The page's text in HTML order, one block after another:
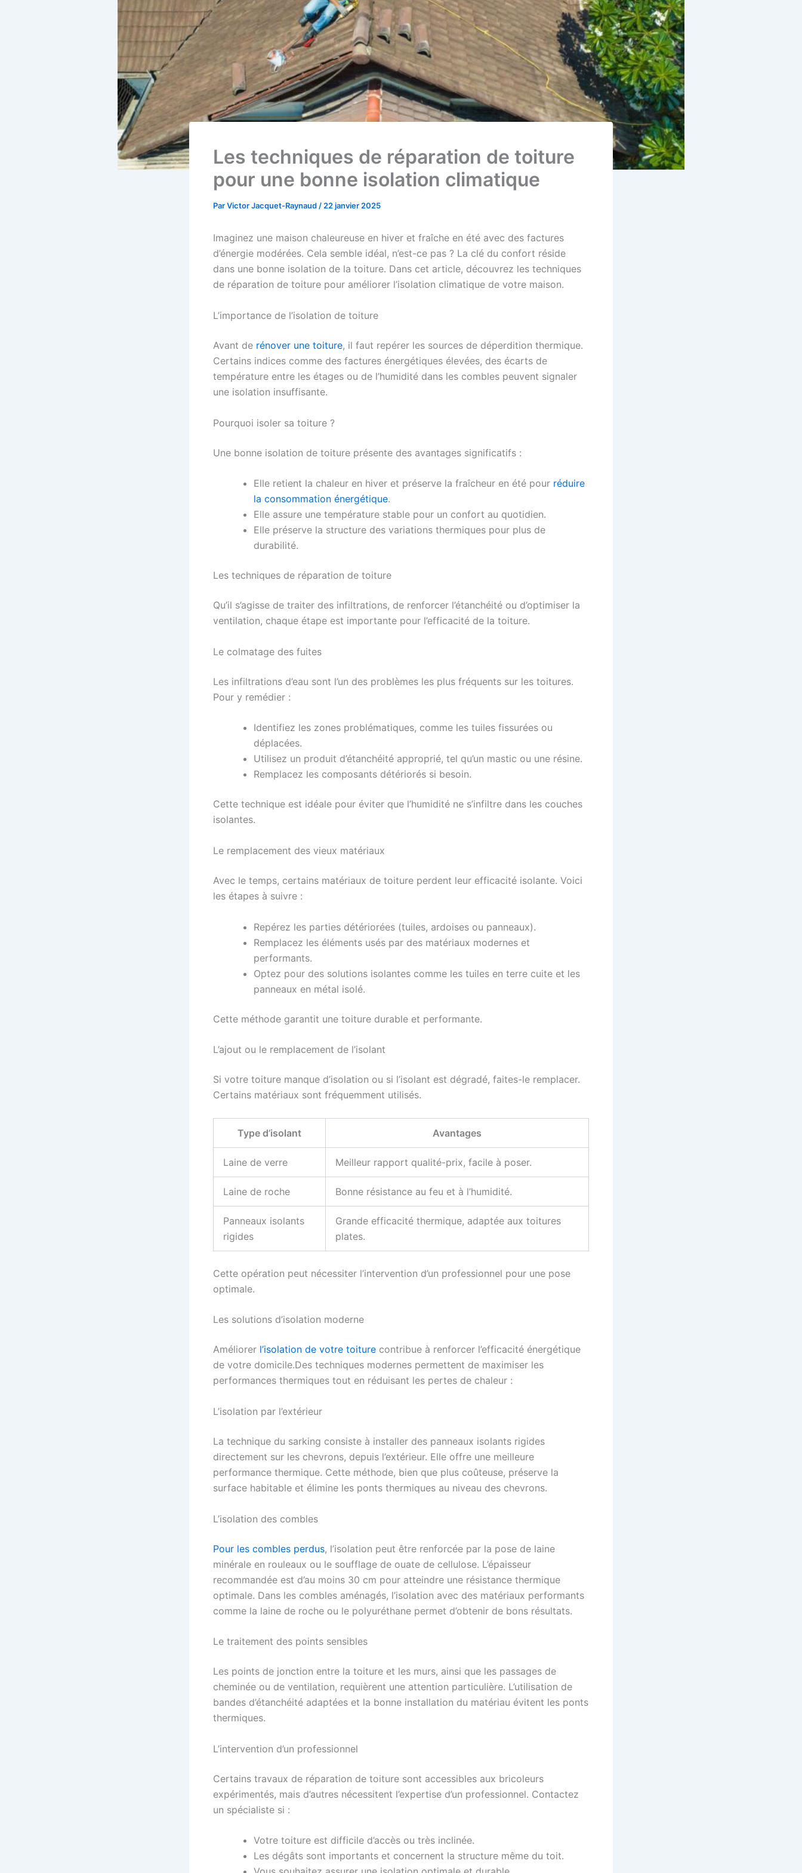
Les techniques de réparation de toiture
pour une bonne isolation climatique
ParVictor Jacquet-Raynaud/22 janvier 2025
Imaginez une maison chaleureuse en hiver et fraîche en été avec des factures
d’énergie modérées. Cela semble idéal, n’est-ce pas ? La clé du confort réside
dans une bonne isolation de la toiture. Dans cet article, découvrez les techniques
de réparation de toiture pour améliorer l’isolation climatique de votre maison.
L’importance de l’isolation de toiture
Avant de rénover une toiture, il faut repérer les sources de déperdition thermique.
Certains indices comme des factures énergétiques élevées, des écarts de
température entre les étages ou de l’humidité dans les combles peuvent signaler
une isolation insuffisante.
Pourquoi isoler sa toiture ?
Une bonne isolation de toiture présente des avantages significatifs :
Elle retient la chaleur en hiver et préserve la fraîcheur en été pour réduire
la consommation énergétique.
Elle assure une température stable pour un confort au quotidien.
Elle préserve la structure des variations thermiques pour plus de
durabilité.
Les techniques de réparation de toiture
Qu’il s’agisse de traiter des infiltrations, de renforcer l’étanchéité ou d’optimiser la
ventilation, chaque étape est importante pour l’efficacité de la toiture.
Le colmatage des fuites
Les infiltrations d’eau sont l’un des problèmes les plus fréquents sur les toitures.
Pour y remédier :
Identifiez les zones problématiques, comme les tuiles fissurées ou
déplacées.
Utilisez un produit d’étanchéité approprié, tel qu’un mastic ou une résine.
Remplacez les composants détériorés si besoin.
Cette technique est idéale pour éviter que l’humidité ne s’infiltre dans les couches
isolantes.
Le remplacement des vieux matériaux
Avec le temps, certains matériaux de toiture perdent leur efficacité isolante. Voici
les étapes à suivre :
Repérez les parties détériorées (tuiles, ardoises ou panneaux).
Remplacez les éléments usés par des matériaux modernes et
performants.
Optez pour des solutions isolantes comme les tuiles en terre cuite et les
panneaux en métal isolé.
Cette méthode garantit une toiture durable et performante.
L’ajout ou le remplacement de l’isolant
Si votre toiture manque d’isolation ou si l’isolant est dégradé, faites-le remplacer.
Certains matériaux sont fréquemment utilisés.
Type d’isolant Avantages
Laine de verre Meilleur rapport qualité-prix, facile à poser.
Laine de roche Bonne résistance au feu et à l’humidité.
Panneaux isolants
rigides
Grande efficacité thermique, adaptée aux toitures
plates.
Cette opération peut nécessiter l’intervention d’un professionnel pour une pose
optimale.
Les solutions d’isolation moderne
Améliorer l’isolation de votre toiture contribue à renforcer l’efficacité énergétique
de votre domicile.Des techniques modernes permettent de maximiser les
performances thermiques tout en réduisant les pertes de chaleur :
L’isolation par l’extérieur
La technique du sarking consiste à installer des panneaux isolants rigides
directement sur les chevrons, depuis l’extérieur. Elle offre une meilleure
performance thermique. Cette méthode, bien que plus coûteuse, préserve la
surface habitable et élimine les ponts thermiques au niveau des chevrons.
L’isolation des combles
Pour les combles perdus, l’isolation peut être renforcée par la pose de laine
minérale en rouleaux ou le soufflage de ouate de cellulose. L’épaisseur
recommandée est d’au moins 30 cm pour atteindre une résistance thermique
optimale. Dans les combles aménagés, l’isolation avec des matériaux performants
comme la laine de roche ou le polyuréthane permet d’obtenir de bons résultats.
Le traitement des points sensibles
Les points de jonction entre la toiture et les murs, ainsi que les passages de
cheminée ou de ventilation, requièrent une attention particulière. L’utilisation de
bandes d’étanchéité adaptées et la bonne installation du matériau évitent les ponts
thermiques.
L’intervention d’un professionnel
Certains travaux de réparation de toiture sont accessibles aux bricoleurs
expérimentés, mais d’autres nécessitent l’expertise d’un professionnel. Contactez
un spécialiste si :
Votre toiture est difficile d’accès ou très inclinée.
Les dégâts sont importants et concernent la structure même du toit.